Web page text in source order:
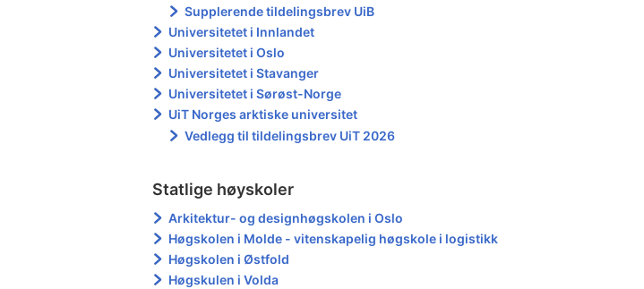
Supplerende tildelingsbrev UiB
Universitetet i Innlandet
Universitetet i Oslo
Universitetet i Stavanger
Universitetet i Sørøst-Norge
UiT Norges arktiske universitet
Vedlegg til tildelingsbrev UiT 2026
Statlige høyskoler
Arkitektur- og designhøgskolen i Oslo
Høgskolen i Molde - vitenskapelig høgskole i logistikk
Høgskolen i Østfold
Høgskulen i Volda